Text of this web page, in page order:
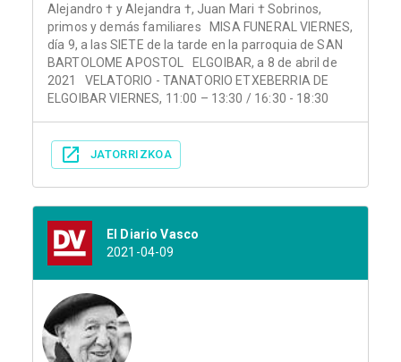
Alejandro † y Alejandra †, Juan Mari † Sobrinos,
primos y demás familiares MISA FUNERAL VIERNES,
día 9, a las SIETE de la tarde en la parroquia de SAN
BARTOLOME APOSTOL ELGOIBAR, a 8 de abril de
2021 VELATORIO - TANATORIO ETXEBERRIA DE
ELGOIBAR VIERNES, 11:00 – 13:30 / 16:30 - 18:30
JATORRIZKOA
El Diario Vasco
2021-04-09